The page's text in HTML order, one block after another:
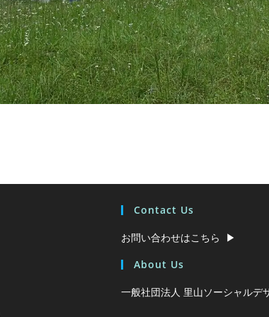
Contact Us
お問い合わせはこちら ▶︎
About Us
一般社団法人 里山ソーシャル